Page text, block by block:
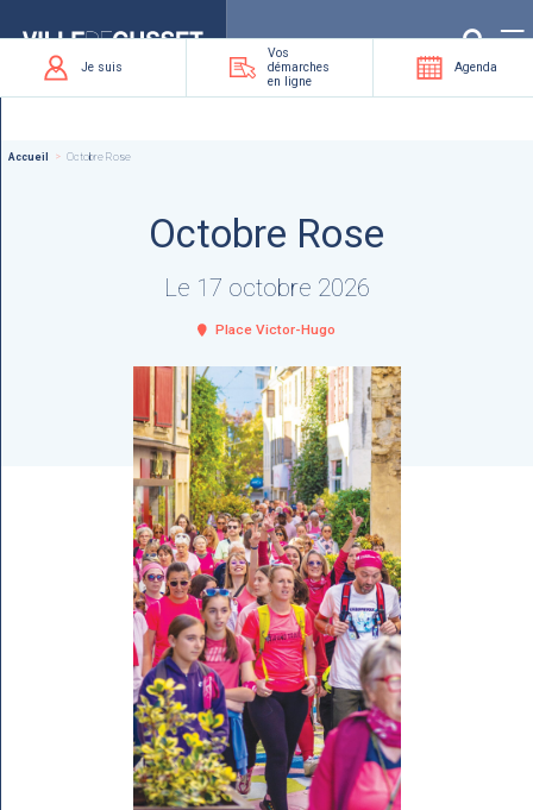
vous
Je suis
Vos
démarches
en ligne
Agenda
Accueil Octobre Rose
Octobre Rose
Le 17 octobre 2026
Place Victor-Hugo